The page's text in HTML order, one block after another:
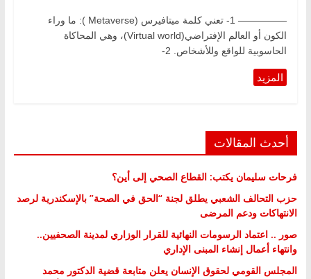
————— 1- تعني كلمة ميتافيرس (Metaverse ): ما وراء
الكون أو العالم الإفتراضي(Virtual world)، وهي المحاكاة
الحاسوبية للواقع وللأشخاص. 2-
أحدث المقالات
فرحات سليمان يكتب: القطاع الصحي إلى أين؟
حزب التحالف الشعبي يطلق لجنة “الحق في الصحة” بالإسكندرية لرصد
الانتهاكات ودعم المرضى
صور .. اعتماد الرسومات النهائية للقرار الوزاري لمدينة الصحفيين..
وانتهاء أعمال إنشاء المبنى الإداري
المجلس القومي لحقوق الإنسان يعلن متابعة قضية الدكتور محمد